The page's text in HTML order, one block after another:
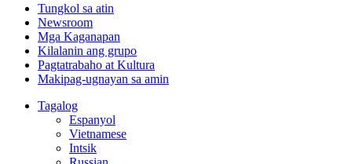
Tungkol sa atin
Newsroom
Mga Kaganapan
Kilalanin ang grupo
Pagtatrabaho at Kultura
Makipag-ugnayan sa amin
Tagalog
Espanyol
Vietnamese
Intsik